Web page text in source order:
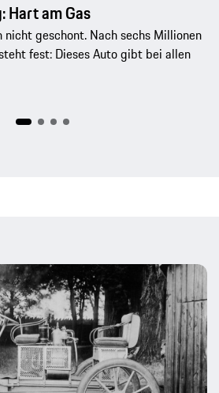
Hart am Gas
nicht geschont. Nach sechs Millionen
fest: Dieses Auto gibt bei allen